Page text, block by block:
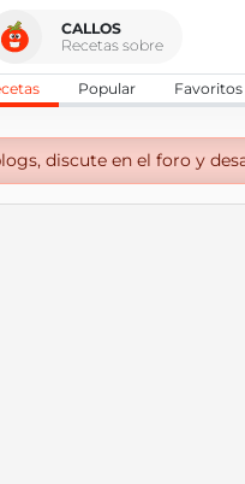
CALLOS
Recetas sobre
Popular Favoritos
discute en el foro y